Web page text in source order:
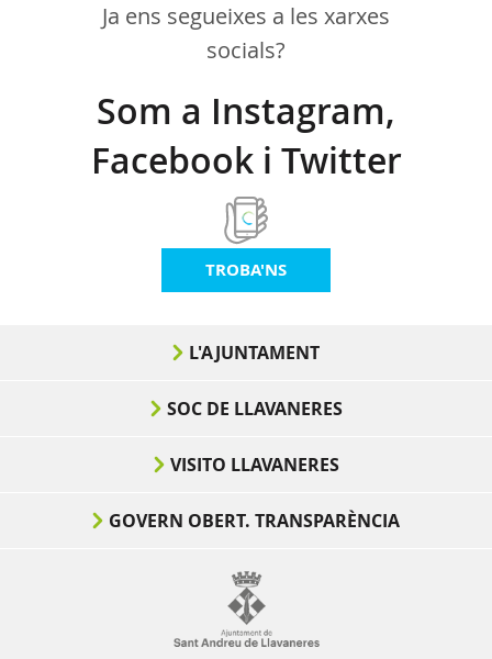
Ja ens segueixes a les xarxes
socials?
Som a Instagram,
Facebook i Twitter
TROBA'NS
L'AJUNTAMENT
SOC DE LLAVANERES
VISITO LLAVANERES
GOVERN OBERT. TRANSPARÈNCIA